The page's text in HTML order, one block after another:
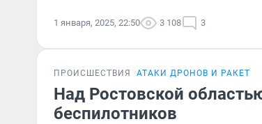
1 января, 2025, 22:50 3 108 3
ПРОИСШЕСТВИЯ АТАКИ ДРОНОВ И РАКЕТ
Над Ростовской
беспилотников